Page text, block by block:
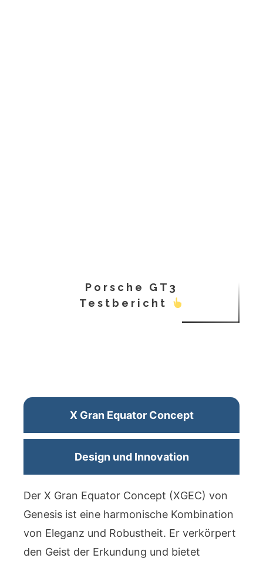
Porsche GT3
Testbericht
X Gran Equator Concept
Design und Innovation
Der X Gran Equator Concept (XGEC) von
Genesis ist eine harmonische Kombination
von Eleganz und Robustheit. Er verkörpert
den Geist der Erkundung und bietet